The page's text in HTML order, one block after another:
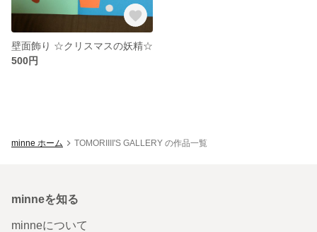
壁面飾り ☆クリスマスの妖精☆
500円
minne ホーム TOMORIIII'S GALLERY の作品一覧
minneを知る
minneについて